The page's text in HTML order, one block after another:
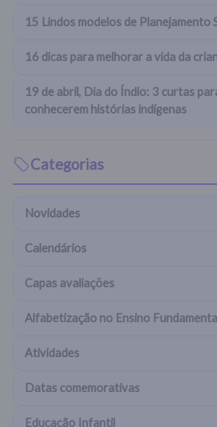
15 Lindos modelos de Planejamento
16 dicas para melhorar a vida da
19 de abril, Dia do Índio: 3 curtas
conhecerem histórias indígenas
Categorias
Novidades
Calendários
Capas avaliações
Alfabetização no Ensino Fundamental
Atividades
Datas comemorativas
Educação Infantil